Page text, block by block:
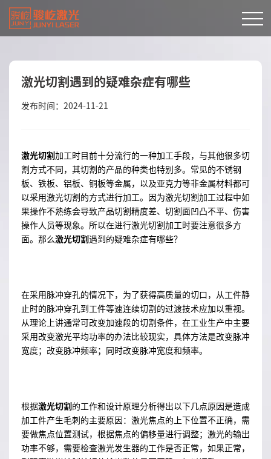
激光切割遇到的疑难杂症有哪些
发布时间：2024-11-21
激光切割加工时目前十分流行的一种加工手段，与其他很多切
割方式不同，其切割的产品的种类也特别多。常见的不锈钢
板、铁板、铝板、铜板等金属，以及亚克力等非金属材料都可
以采用激光切割的方式进行加工。因为激光切割加工过程中如
果操作不熟练会导致产品切割精度差、切割面凹凸不平、伤害
操作人员等现象。所以在进行激光切割加工时要注意很多方
面。那么激光切割遇到的疑难杂症有哪些？
在采用脉冲穿孔的情况下，为了获得高质量的切口，从工件静
止时的脉冲穿孔到工件等速连续切割的过渡技术应加以重视。
从理论上讲通常可改变加速段的切割条件，在工业生产中主要
采用改变激光平均功率的办法比较现实，具体方法是改变脉冲
宽度；改变脉冲频率；同时改变脉冲宽度和频率。
根据激光切割的工作和设计原理分析得出以下几点原因是造成
加工件产生毛刺的主要原因：激光焦点的上下位置不正确，需
要做焦点位置测试，根据焦点的偏移量进行调整；激光的输出
功率不够，需要检查激光发生器的工作是否正常，如果正常，